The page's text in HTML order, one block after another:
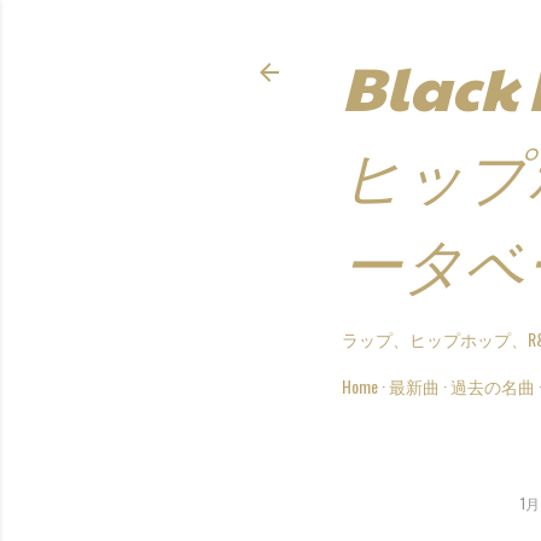
Black
ヒッ
ータ
ラップ、ヒップホップ、
Home 最新曲 過去の名曲
1